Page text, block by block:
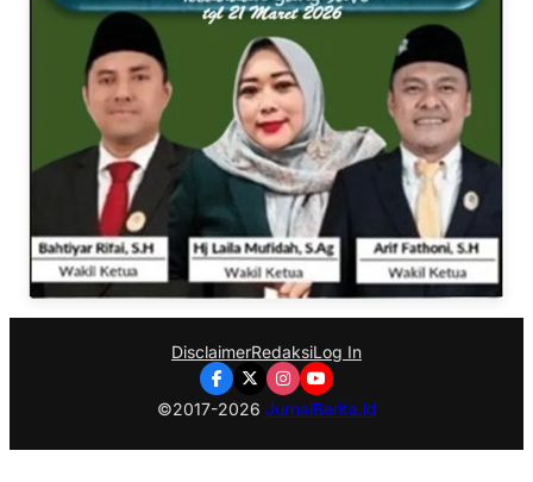
DisclaimerRedaksiLog In
©2017-2026 JurnalBerita.id